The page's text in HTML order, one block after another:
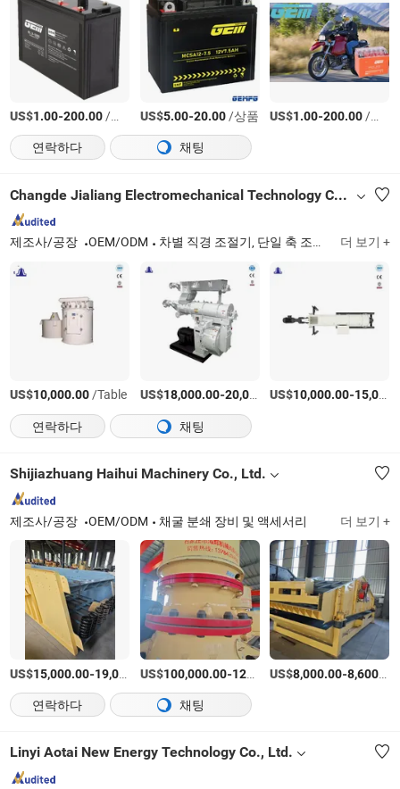
US$1.00-200.00/상품 US$5.00-20.00/상품 US$1.00-200.00/상품
연락하다
채팅
Changde Jialiang Electromechanical Technology Co., LTD
제조사/공장 OEM/ODM 차별 직경 조절기, 단일 축 조절기, 슬라이드 게이트 밸브, 진동 스크린, 회전 분급 체, 역류 냉각기, 텔레스코픽 벨트 컨베이어, 펄스 제트 집진기 더 보기 +
US$10,000.00/Table US$18,000.00-20,000.00 /Table
US$10,000.00-15,000.00
연락하다 채팅
Shijiazhuang Haihui Machinery Co., Ltd.
제조사/공장 OEM/ODM 채굴 분쇄 장비 및 액세서리 더 보기 +
US$15,000.00-19,000.00 /상품
US$100,000.00-127,000.00 /상품
US$8,000.00-8,600.00
연락하다
채팅
Linyi Aotai New Energy Technology Co., Ltd.